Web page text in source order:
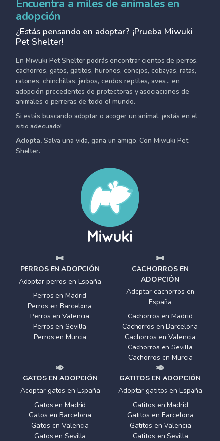
Encuentra a miles de animales en
adopción
¿Estás pensando en adoptar? ¡Prueba Miwuki
Pet Shelter!
En Miwuki Pet Shelter podrás encontrar cientos de perros,
cachorros, gatos, gatitos, hurones, conejos, cobayas, ratas,
ratones, chinchillas, jerbos, cerdos reptiles, aves... en
adopción procedentes de protectoras y asociaciones de
animales o perreras de todo el mundo.
Si estás buscando adoptar o acoger un animal, ¡estás en el
sitio adecuado!
Adopta. Salva una vida, gana un amigo. Con Miwuki Pet
Shelter.
PERROS EN ADOPCIÓN
Adoptar perros en España
Perros en Madrid
Perros en Barcelona
Perros en Valencia
Perros en Sevilla
Perros en Murcia
CACHORROS EN
ADOPCIÓN
Adoptar cachorros en
España
Cachorros en Madrid
Cachorros en Barcelona
Cachorros en Valencia
Cachorros en Sevilla
Cachorros en Murcia
GATOS EN ADOPCIÓN
Adoptar gatos en España
Gatos en Madrid
Gatos en Barcelona
Gatos en Valencia
Gatos en Sevilla
GATITOS EN ADOPCIÓN
Adoptar gatitos en España
Gatitos en Madrid
Gatitos en Barcelona
Gatitos en Valencia
Gatitos en Sevilla